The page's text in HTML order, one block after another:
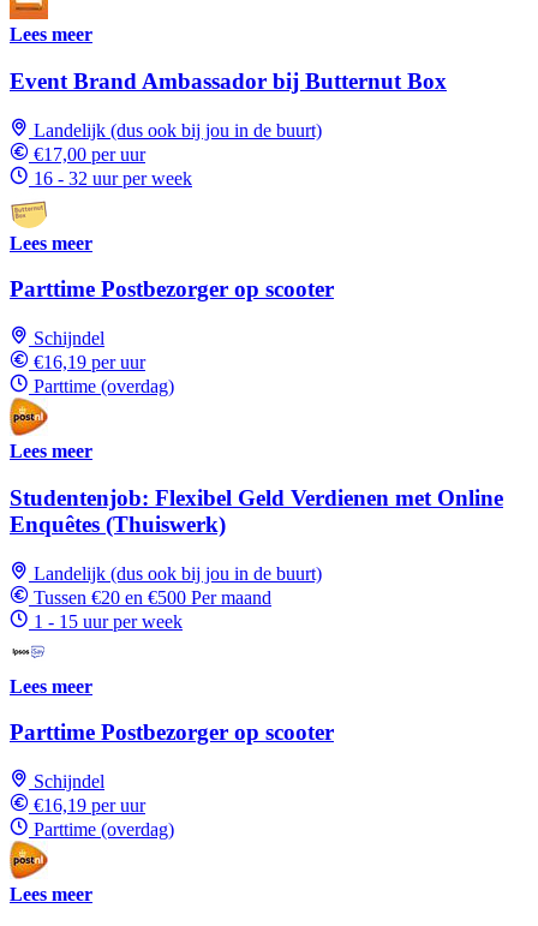
Lees meer
Event Brand Ambassador bij Butternut Box
Landelijk (dus ook bij jou in de buurt)
€17,00 per uur
16 - 32 uur per week
Lees meer
Parttime Postbezorger op scooter
Schijndel
€16,19 per uur
Parttime (overdag)
Lees meer
Studentenjob: Flexibel Geld Verdienen met Online
Enquêtes (Thuiswerk)
Landelijk (dus ook bij jou in de buurt)
Tussen €20 en €500 Per maand
1 - 15 uur per week
Lees meer
Parttime Postbezorger op scooter
Schijndel
€16,19 per uur
Parttime (overdag)
Lees meer